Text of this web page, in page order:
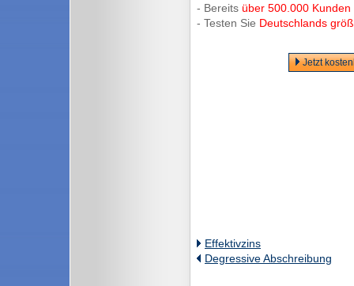
- Bereits über 500.000 Kunden
- Testen Sie Deutschlands
Jetzt
Effektivzins
Degressive Abschreibung